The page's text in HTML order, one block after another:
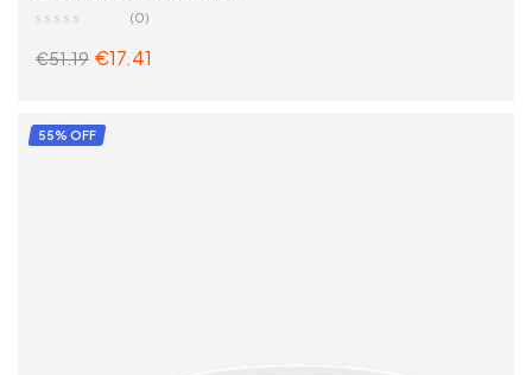
(0)
€51.19 €17.41
55% OFF